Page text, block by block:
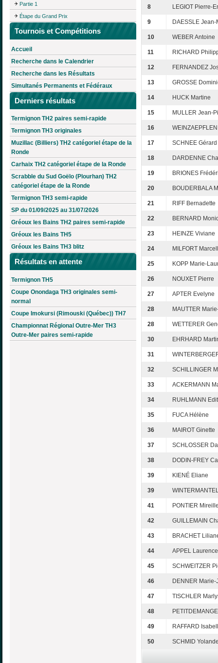
Partie 1
Étape du Grand Prix
Tournois et Compétitions
Accueil
Recherche dans le Calendrier
Recherche dans les Résultats
Simultanés Permanents et Fédéraux
Derniers résultats
Termignon TH2 paires semi-rapide
Termignon TH3 originales
Muzillac (Billiers) TH2 catégoriel étape de la
Ronde
Carhaix TH2 catégoriel étape de la Ronde
Scrabble du Sud Goëlo (Plourhan) TH2
catégoriel étape de la Ronde
Termignon TH3 semi-rapide
SP du 01/09/2025 au 31/07/2026
Gréoux les Bains TH2 paires semi-rapide
Gréoux les Bains TH5
Gréoux les Bains TH3 blitz
Résultats en attente
Termignon TH5
Coupe Onondaga TH3 originales semi-
normal
Coupe Imokursi (Rimouski (Québec)) TH7
Championnat Régional Outre-Mer TH3
Outre-Mer paires semi-rapide
8 LEGIOT Pierre-
9 DAESSLE Jean-
10 WEBER Antoine
11 RICHARD
12 FERNANDEZ
13 GROSSE
14 HUCK Martine
15 MULLER Jean-
16
17 SCHNEE Gérard
18 DARDENNE
19 BRIONES
20 BOUDERBALA
21 RIFF Bernadette
22 BERNARD
23 HEINZE Viviane
24 MILFORT
25 KOPP Marie-
26 NOUXET Pierre
27 APTER Evelyne
28 MAUTTER
28 WETTERER
30 EHRHARD
31
32 SCHILLINGER
33 ACKERMANN
34 RUHLMANN
35 FUCA Hélène
36 MAIROT Ginette
37 SCHLOSSER
38 DODIN-FREY
39 KIENÉ Eliane
39
41 PONTIER
42 GUILLEMAIN
43 BRACHET
44 APPEL Laurence
45 SCHWEITZER
46 DENNER Marie-
47 TISCHLER
48
49 RAFFARD
50 SCHMID